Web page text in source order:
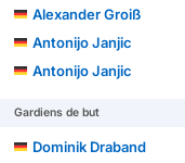
Alexander Groiß
Antonijo Janjic
Antonijo Janjic
Gardiens de but
Dominik Draband